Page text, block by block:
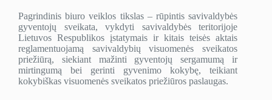
Pagrindinis biuro veiklos tikslas – rūpintis savivaldybės
gyventojų sveikata, vykdyti savivaldybės teritorijoje
Lietuvos Respublikos įstatymais ir kitais teisės aktais
reglamentuojamą savivaldybių visuomenės sveikatos
priežiūrą, siekiant mažinti gyventojų sergamumą ir
mirtingumą bei gerinti gyvenimo kokybę, teikiant
kokybiškas visuomenės sveikatos priežiūros paslaugas.